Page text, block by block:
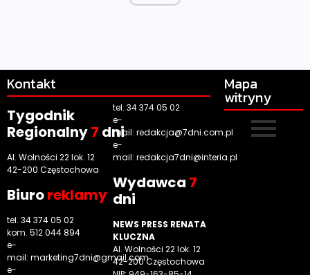
Kontakt
Tygodnik
Regionalny7 dni
Al. Wolności 22 lok. 12
42-200 Częstochowa
Biuroreklamy
tel. 34 374 05 02
kom. 512 044 894
e-
mail: marketing7dni@gmail.com
e-
tel. 34 374 05 02
e-
mail: redakcja@7dni.com.pl
e-
mail: redakcja7dni@interia.pl
Wydawca 7
dni
NEWS PRESS RENATA
KLUCZNA
Al. Wolności 22 lok. 12
42-200 Częstochowa
Mapa
witryny